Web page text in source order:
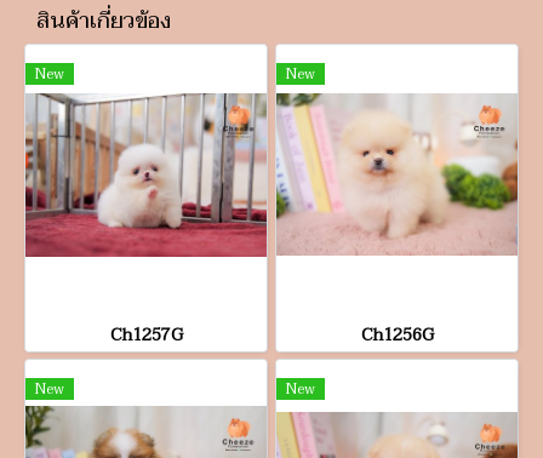
สินค้าเกี่ยวข้อง
New
Ch1257G
New
Ch1256G
New New